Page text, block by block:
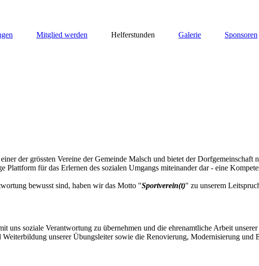
Mitglied werden Helferstunden Galerie Sponsoren
der grössten Vereine der Gemeinde Malsch und bietet der Dorfgemeinschaft
für das Erlernen des sozialen Umgangs miteinander dar - eine
bewusst sind, haben wir das Motto "Sportverein(t)" zu unserem
uns soziale Verantwortung zu übernehmen und die ehrenamtliche Arbeit
unserer Übungsleiter sowie die Renovierung, Modernisierung